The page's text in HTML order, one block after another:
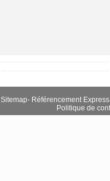
Sitemap- Référencement Express
Politique de